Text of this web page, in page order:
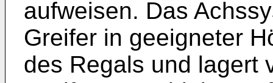
aufweisen. Das
Greifer in geeigneter
des Regals und lagert